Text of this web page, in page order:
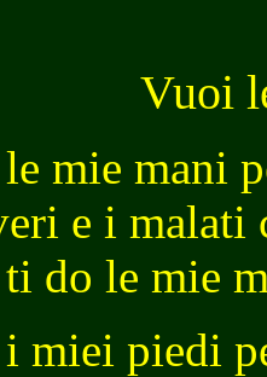
Vuoi
mie mani
e i malati
do le mie
miei piedi